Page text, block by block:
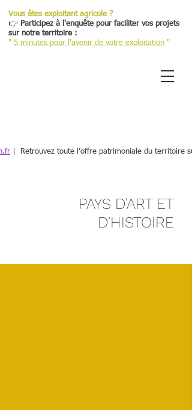
Vous êtes exploitant agricole ?
👉 Participez à l'enquête pour faciliter vos projets
sur notre territoire :
" 5 minutes pour l'avenir de votre exploitation "
| Retrouvez toute l’offre patrimoniale du territoire
PAYS D'ART ET
D'HISTOIRE